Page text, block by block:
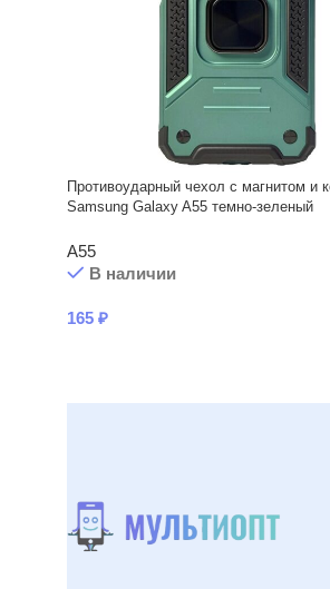
Противоударный чехол с магнитом и
Samsung Galaxy A55 темно-зеленый
A55
В наличии
165 ₽